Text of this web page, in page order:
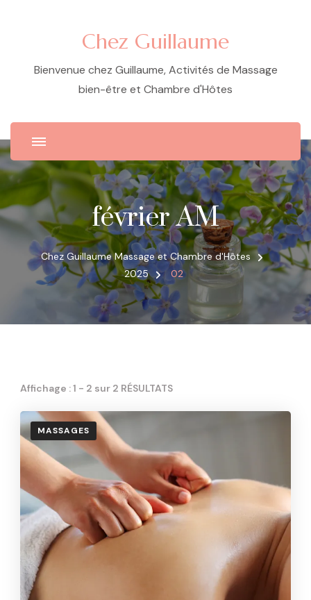
Chez Guillaume
Bienvenue chez Guillaume, Activités de Massage
bien-être et Chambre d'Hôtes
février AM
Chez Guillaume Massage et Chambre d'Hôtes
2025
02
Affichage : 1 - 2 sur 2 RÉSULTATS
MASSAGES